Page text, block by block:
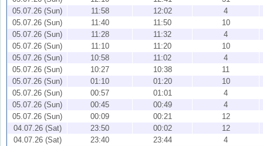
05.07.26 (Sun)
11:58 12:02
4
05.07.26 (Sun)
11:40 11:50
10
05.07.26 (Sun)
11:28 11:32
4
05.07.26 (Sun)
11:10 11:20
10
05.07.26 (Sun)
10:58 11:02
4
05.07.26 (Sun)
10:27 10:38
11
05.07.26 (Sun)
01:10 01:20
10
05.07.26 (Sun)
00:57 01:01
4
05.07.26 (Sun)
00:45 00:49
4
05.07.26 (Sun)
00:09 00:21
12
04.07.26 (Sat)
23:50 00:02
12
04.07.26 (Sat)
23:40 23:44
4